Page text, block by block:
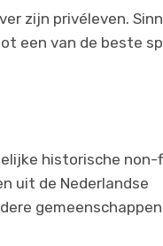
zijn privéleven.
een van de beste
historische non-
uit de Nederlandse